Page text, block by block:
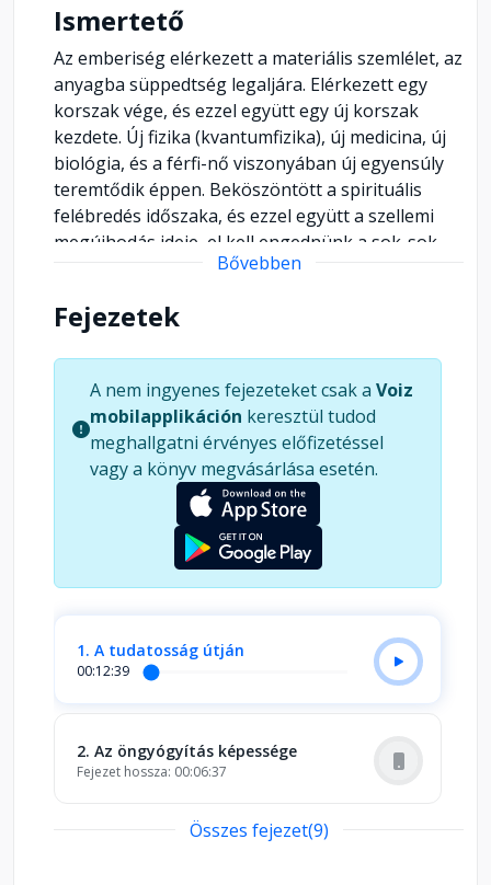
Ismertető
Az emberiség elérkezett a materiális szemlélet, az
anyagba süppedtség legaljára. Elérkezett egy
korszak vége, és ezzel együtt egy új korszak
kezdete. Új fizika (kvantumfizika), új medicina, új
biológia, és a férfi-nő viszonyában új egyensúly
teremtődik éppen. Beköszöntött a spirituális
felébredés időszaka, és ezzel együtt a szellemi
megújhodás ideje, el kell engednünk a sok-sok
régi ideológiát, hitrendszert. Meg kell látnunk,
Bővebben
Fejezetek
A nem ingyenes fejezeteket csak a Voiz
mobilapplikáción keresztül tudod
meghallgatni érvényes előfizetéssel
vagy a könyv megvásárlása esetén.
1. A tudatosság útján
00:12:39
2. Az öngyógyítás képessége
Fejezet hossza: 00:06:37
Összes fejezet(9)